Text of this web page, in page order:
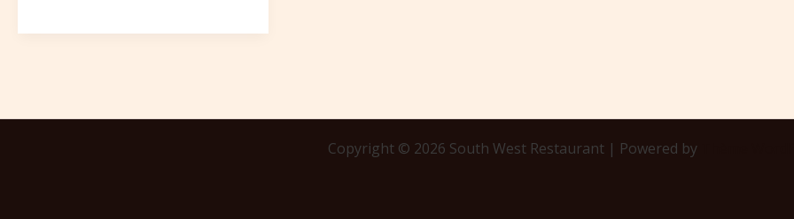
Copyright © 2026 South West Restaurant | Powered by